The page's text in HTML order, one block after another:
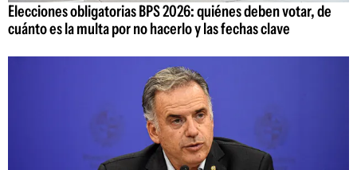
Elecciones obligatorias BPS 2026: quiénes deben votar, de
cuánto es la multa por no hacerlo y las fechas clave